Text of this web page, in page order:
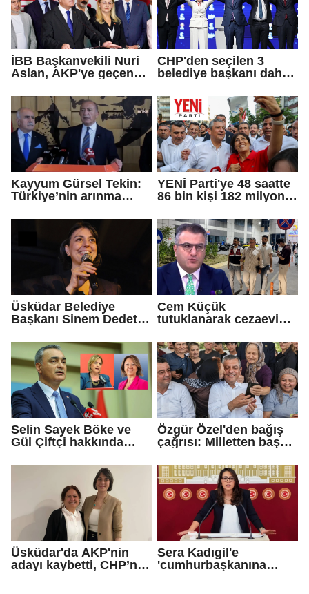
İBB Başkanvekili Nuri
Aslan, AKP'ye geçen
iddialarına yanıt verdi
CHP'den seçilen 3
belediye başkanı daha
Kayyum Gürsel Tekin:
Türkiye’nin arınma
geldiniz...
YENİ Parti'ye 48 saatte
86 bin kişi 182 milyon
Üsküdar Belediye
Başkanı Sinem Dedetaş
Cem Küçük
tutuklanarak cezaevine
Selin Sayek Böke ve
Gül Çiftçi hakkında
başlatılacak
Özgür Özel'den bağış
çağrısı: Milletten başka
güvencemiz de yoktur
Üsküdar'da AKP'nin
adayı kaybetti, CHP’nin
Sera Kadıgil'e
'cumhurbaşkanına